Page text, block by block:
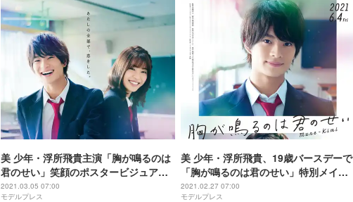
美 少年・浮所飛貴主演「胸が鳴るのは
君のせい」笑顔のポスタービジュアル
解禁
2021.03.05 07:00
モデルプレス
美 少年・浮所飛貴、19歳バースデーで
「胸が鳴るのは君のせい」特別メイキ
ング映像解禁
2021.02.27 07:00
モデルプレス